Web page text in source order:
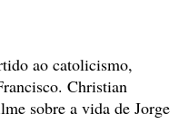
ao catolicismo,
Christian
sobre a vida de Jorge